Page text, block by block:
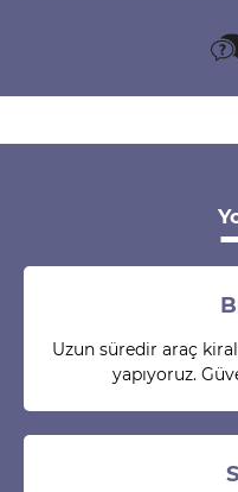
Uzun süredir araç
yapıyoruz.